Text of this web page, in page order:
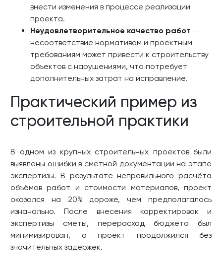
внести изменения в процессе реализации
проекта.
Неудовлетворительное качество работ –
несоответствие нормативам и проектным
требованиям может привести к строительству
объектов с нарушениями, что потребует
дополнительных затрат на исправление.
Практический пример из
строительной практики
В одном из крупных строительных проектов были
выявлены ошибки в сметной документации на этапе
экспертизы. В результате неправильного расчёта
объёмов работ и стоимости материалов, проект
оказался на 20% дороже, чем предполагалось
изначально. После внесения корректировок и
экспертизы сметы, перерасход бюджета был
минимизирован, а проект продолжился без
значительных задержек.